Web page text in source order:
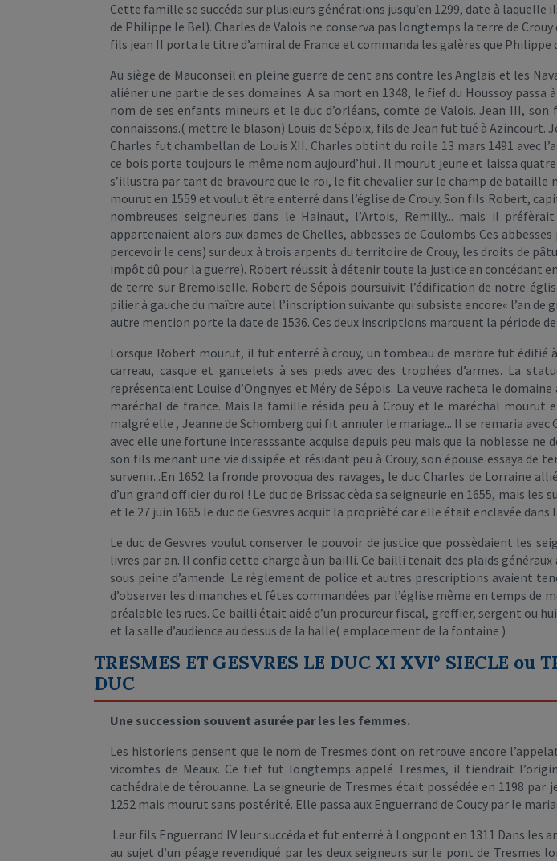
Cette famille se succéda sur plusieurs générations jusqu’en 1299, date à
de Philippe le Bel). Charles de Valois ne conserva pas longtemps la terre de
fils jean II porta le titre d’amiral de France et commanda les galères que Philippe
Au siège de Mauconseil en pleine guerre de cent ans contre les Anglais et les
aliéner une partie de ses domaines. A sa mort en 1348, le fief du Houssoy passa
nom de ses enfants mineurs et le duc d’orléans, comte de Valois. Jean III,
connaissons.( mettre le blason) Louis de Sépoix, fils de Jean fut tué à Azincourt.
Charles fut chambellan de Louis XII. Charles obtint du roi le 13 mars 1491 avec
ce bois porte toujours le même nom aujourd’hui . Il mourut jeune et laissa
s’illustra par tant de bravoure que le roi, le fit chevalier sur le champ de
mourut en 1559 et voulut être enterré dans l’église de Crouy. Son fils Robert,
nombreuses seigneuries dans le Hainaut, l’Artois, Remilly... mais il
appartenaient alors aux dames de Chelles, abbesses de Coulombs Ces
percevoir le cens) sur deux à trois arpents du territoire de Crouy, les droits de
impôt dû pour la guerre). Robert réussit à détenir toute la justice en concédant
de terre sur Bremoiselle. Robert de Sépois poursuivit l’édification de notre
pilier à gauche du maître autel l’inscription suivante qui subsiste encore« l’an
autre mention porte la date de 1536. Ces deux inscriptions marquent la période
Lorsque Robert mourut, il fut enterré à crouy, un tombeau de marbre fut édifié
carreau, casque et gantelets à ses pieds avec des trophées d’armes. La
représentaient Louise d’Ongnyes et Méry de Sépois. La veuve racheta le
maréchal de france. Mais la famille résida peu à Crouy et le maréchal mourut
malgré elle , Jeanne de Schomberg qui fit annuler le mariage... Il se remaria
avec elle une fortune interesssante acquise depuis peu mais que la noblesse ne
son fils menant une vie dissipée et résidant peu à Crouy, son épouse essaya de
survenir...En 1652 la fronde provoqua des ravages, le duc Charles de Lorraine
d’un grand officier du roi ! Le duc de Brissac cèda sa seigneurie en 1655, mais
et le 27 juin 1665 le duc de Gesvres acquit la proprièté car elle était enclavée dans
Le duc de Gesvres voulut conserver le pouvoir de justice que possèdaient les
livres par an. Il confia cette charge à un bailli. Ce bailli tenait des plaids
sous peine d’amende. Le règlement de police et autres prescriptions avaient
d’observer les dimanches et fêtes commandées par l’église même en temps
préalable les rues. Ce bailli était aidé d’un procureur fiscal, greffier, sergent ou
et la salle d’audience au dessus de la halle( emplacement de la fontaine )
TRESMES ET GESVRES LE DUC XI XVI° SIECLE ou
DUC
Une succession souvent asurée par les les femmes.
Les historiens pensent que le nom de Tresmes dont on retrouve encore
vicomtes de Meaux. Ce fief fut longtemps appelé Tresmes, il tiendrait
cathédrale de térouanne. La seigneurie de Tresmes était possédée en 1198
1252 mais mourut sans postérité. Elle passa aux Enguerrand de Coucy par le
Leur fils Enguerrand IV leur succéda et fut enterré à Longpont en 1311 Dans
au sujet d’un péage revendiqué par les deux seigneurs sur le pont de